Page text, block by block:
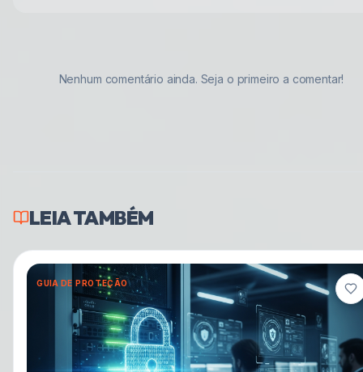
Nenhum comentário ainda. Seja o primeiro a comentar!
LEIA TAMBÉM
GUIA DE PROTEÇÃO